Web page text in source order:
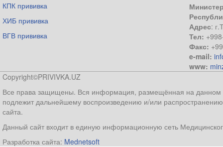
КПК прививка
ХИБ прививка
ВГВ прививка
Адрес:
Тел:
Факс:
e-mail:
www:
Copyright©PRIVIVKA.UZ
Все права защищены. Вся информация, размещённая на данном
подлежит дальнейшему воспроизведению и/или
сайта.
Данный сайт входит в единую информационную сеть
Разработка сайта: Mednetsoft